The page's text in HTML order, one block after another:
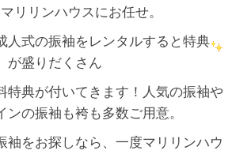
リリンハウスにお任せ。
人式の振袖をレンタルすると特典
が盛りだくさん
特典が付いてきます！人気の振袖や
ンの振袖も袴も多数ご用意。
袖をお探しなら、一度マリリンハウ